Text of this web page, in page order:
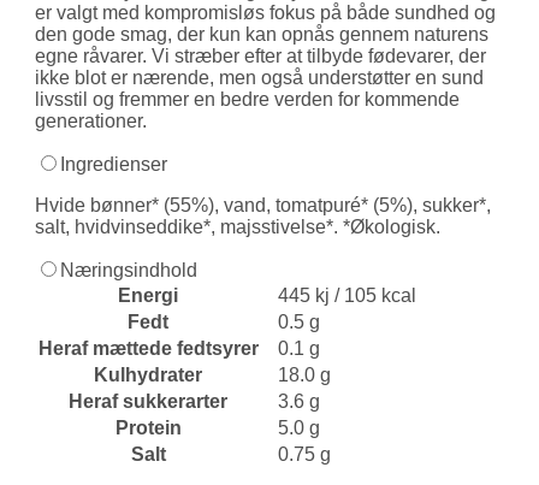
er valgt med kompromisløs fokus på både sundhed og
den gode smag, der kun kan opnås gennem naturens
egne råvarer. Vi stræber efter at tilbyde fødevarer, der
ikke blot er nærende, men også understøtter en sund
livsstil og fremmer en bedre verden for kommende
generationer.
Ingredienser
Hvide bønner* (55%), vand, tomatpuré* (5%), sukker*,
salt, hvidvinseddike*, majsstivelse*. *Økologisk.
Næringsindhold
Energi
445 kj / 105 kcal
Fedt
0.5 g
Heraf mættede fedtsyrer
0.1 g
Kulhydrater
18.0 g
Heraf sukkerarter
3.6 g
Protein
5.0 g
Salt
0.75 g